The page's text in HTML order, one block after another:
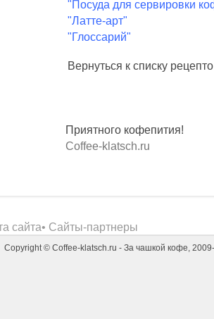
"Посуда для сервировки
"Латте-арт"
"Глоссарий"
Вернуться к списку
Приятного кофепития!
Coffee-klatsch.ru
сайта• Сайты-партнеры
Copyright © Coffee-klatsch.ru - За чашкой кофе,